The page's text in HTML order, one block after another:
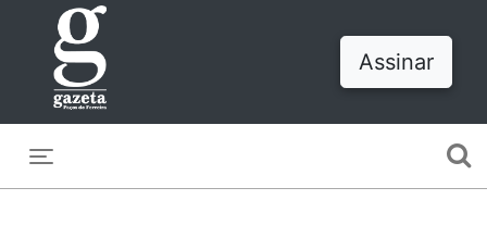
Assinar